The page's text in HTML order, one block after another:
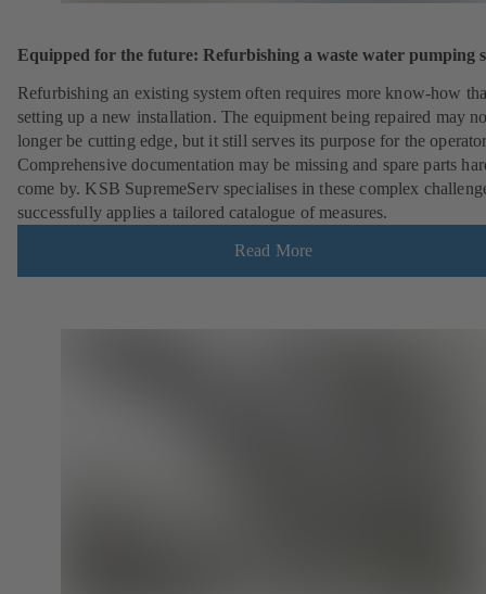
Equipped for the future: Refurbishing a waste water pumping
Refurbishing an existing system often requires more know-how
setting up a new installation. The equipment being repaired may
longer be cutting edge, but it still serves its purpose for the
Comprehensive documentation may be missing and spare parts
come by. KSB SupremeServ specialises in these complex
successfully applies a tailored catalogue of measures.
Read More